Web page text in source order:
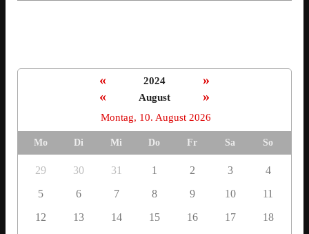
« 2024
»
«
August »
Montag, 10. August 2026
Mo Di Mi Do Fr Sa So
29 30 31 1 2 3
4
5
6 7 8 9 10
11
12
13 14 15 16 17
18